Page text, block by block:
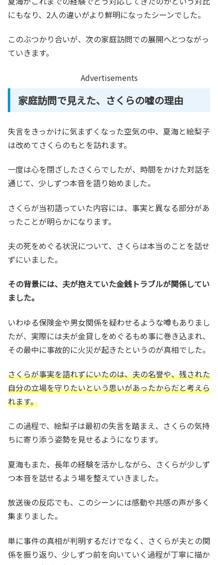
にもなり、2人の違いがより鮮明になったシーンでした。
このぶつかり合いが、次の家庭訪問での展開へとつながっ
ていきます。
Advertisements
家庭訪問で見えた、さくらの嘘の理由
失言をきっかけに気まずくなった空気の中、夏海と絵梨子
は改めてさくらのもとを訪れます。
一度は心を閉ざしたさくらでしたが、時間をかけた対話を
通じて、少しずつ本音を語り始めました。
さくらが当初語っていた内容には、事実と異なる部分があ
ったことが明らかになります。
夫の死をめぐる状況について、さくらは本当のことを話せ
ずにいました。
その背景には、夫が抱えていた金銭トラブルが関係してい
ました。
いわゆる保険金や男女関係を疑わせるような噂もありまし
たが、実際には夫が金貸しをめぐるもめ事に巻き込まれ、
その最中に事故的に火災が起きたというのが真相でした。
さくらが事実を語れずにいたのは、夫の名誉や、残された
自分の立場を守りたいという思いがあったからだと考えら
れます。
この過程で、絵梨子は最初の失言を踏まえ、さくらの気持
ちに寄り添う姿勢を見せるようになります。
夏海もまた、長年の経験を活かしながら、さくらが少しず
つ本音を話せるよう場を整えていきました。
放送後の反応でも、このシーンには感動や共感の声が多く
集まりました。
単に事件の真相が判明するだけでなく、さくらが夫との関
係を振り返り、少しずつ前を向いていく過程が丁寧に描か